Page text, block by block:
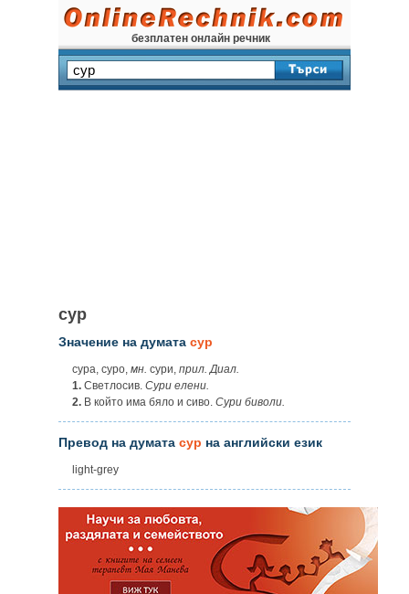
безплатен онлайн речник
сур
Значение на думата сур
сура, суро, мн. сури, прил. Диал.
1. Светлосив. Сури елени.
2. В който има бяло и сиво. Сури биволи.
Превод на думата сур на английски език
light-grey